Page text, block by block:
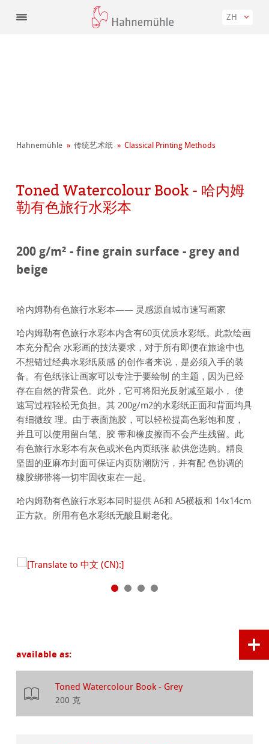
ZH
Hahnemühle 传统艺术纸 Classical Printing Methods
Toned Watercolour Book - 哈内姆
勒有色旅行水彩本
200 g/m² - fine grain surface - grey and
beige
哈内姆勒有色旅行水彩本—— 灵感源自城市速写画家
哈内姆勒有色旅行水彩本内含有60页优质水彩纸。此款绘画
本充分配合 水彩画的技法要求，对于所有即便在旅途中也
不想错过经典水彩纸质感 的创作者来说，是必须入手的装
备。有色纸张让画家可以专注于要绘制 的主题，因为已经
存在自然的背景色。此外，它可将阳光反射减至最小， 使
速写过程轻松无负担。其 200g/m2的水彩纸正面和背面均具
有细微纹 理。由于表面施胶，可以轻松提高色彩饱和度，
并且可以使用留白笔、胶 带和橡皮擦而不会产生残留。此
有色旅行水彩本有灰色或米色内页纸张 款供您选购。精良
坚固的亚麻布封面可保证内页防潮防污，并有配 色协调的
橡胶绑带将一切牢固收束在一起。
哈内姆勒有色旅行水彩本同时提供 A6和 A5横板和 14x14cm
正方款。所用有色水彩纸无酸且耐老化。
available as:
Toned Watercolour Book - Grey
200 克